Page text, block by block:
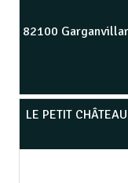
82100 Garganvillar
LE PETIT CHÂTEAU